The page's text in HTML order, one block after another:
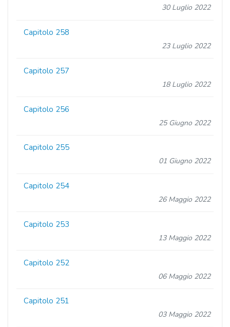
30 Luglio 2022
Capitolo 258
23 Luglio 2022
Capitolo 257
18 Luglio 2022
Capitolo 256
25 Giugno 2022
Capitolo 255
01 Giugno 2022
Capitolo 254
26 Maggio 2022
Capitolo 253
13 Maggio 2022
Capitolo 252
06 Maggio 2022
Capitolo 251
03 Maggio 2022